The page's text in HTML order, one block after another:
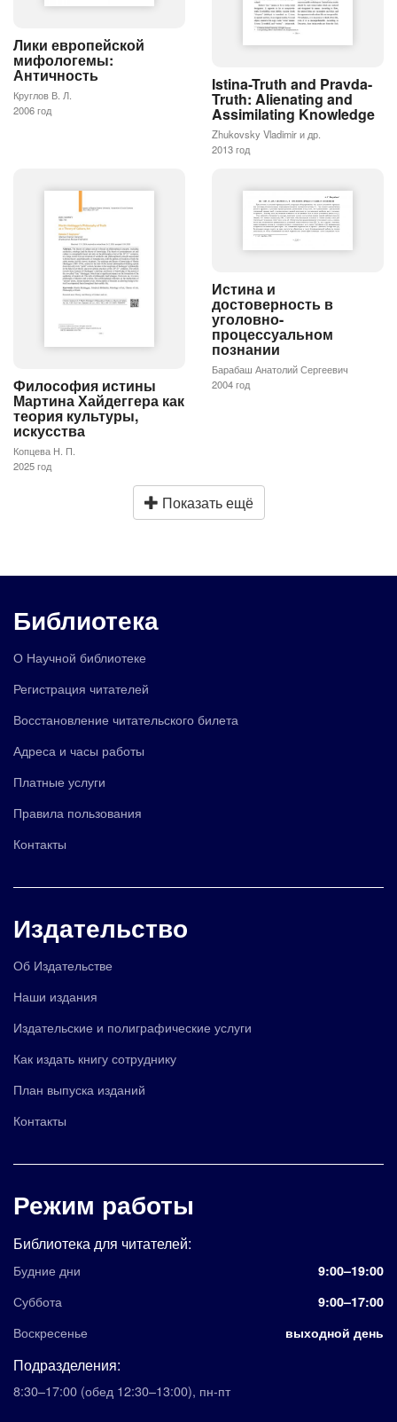
Лики европейской
мифологемы:
Античность
Круглов В. Л.
2006 год
Istina-Truth and Pravda-
Truth: Alienating and
Assimilating Knowledge
Zhukovsky Vladimir и др.
2013 год
Философия истины
Мартина Хайдеггера как
теория культуры,
искусства
Копцева Н. П.
2025 год
Истина и
достоверность в
уголовно-
процессуальном
познании
Барабаш Анатолий Сергеевич
2004 год
Показать ещё
Библиотека
О Научной библиотеке
Регистрация читателей
Восстановление читательского билета
Адреса и часы работы
Платные услуги
Правила пользования
Контакты
Издательство
Об Издательстве
Наши издания
Издательские и полиграфические услуги
Как издать книгу сотруднику
План выпуска изданий
Контакты
Режим работы
Библиотека для читателей:
Будние дни 9:00–19:00
Суббота 9:00–17:00
Воскресенье выходной день
Подразделения:
8:30–17:00 (обед 12:30–13:00), пн-пт